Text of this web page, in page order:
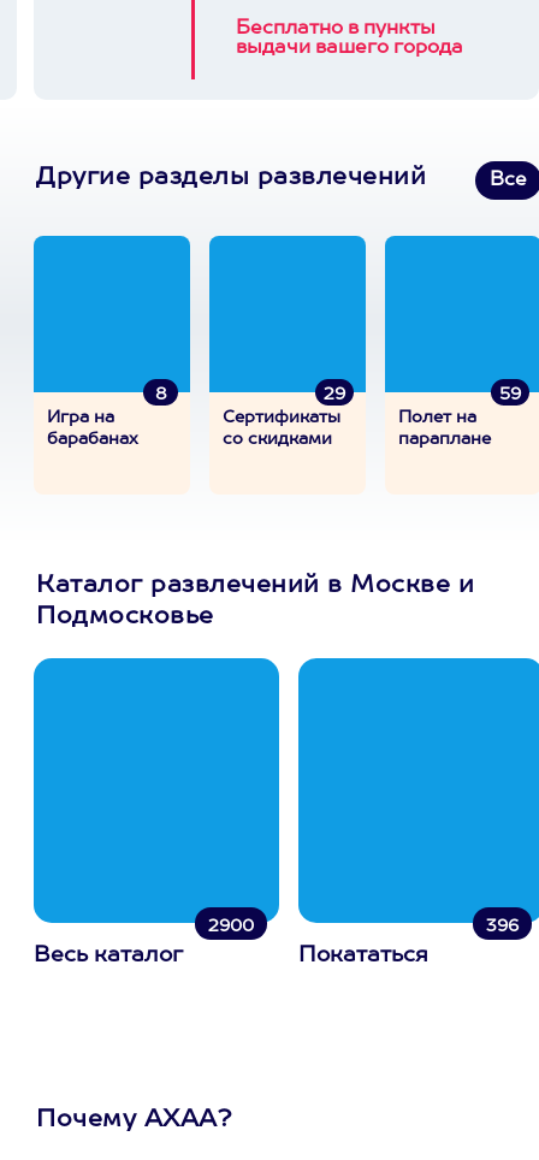
Бесплатно в пункты
выдачи вашего города
Другие разделы развлечений Все
8
Игра на
барабанах
29
Сертификаты
со скидками
59
Полет на
параплане
Каталог развлечений в Москве и
Подмосковье
2900
Весь каталог
396
Покататься
Почему АХАА?